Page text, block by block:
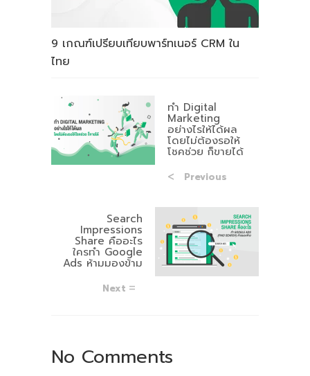
9 เกณฑ์เปรียบเทียบพาร์ทเนอร์ CRM ใน
ไทย
ทำ Digital
Marketing
อย่างไรให้ได้ผล
โดยไม่ต้องรอให้
โชคช่วย ก็ขายได้
Previous
Search
Impressions
Share คืออะไร
ใครทำ Google
Ads ห้ามมองข้าม
Next
No Comments